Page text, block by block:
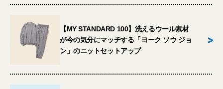
【MY STANDARD 100】洗えるウール素材
が今の気分にマッチする「ヨーク ソウ ジョ
ン」のニットセットアップ
>